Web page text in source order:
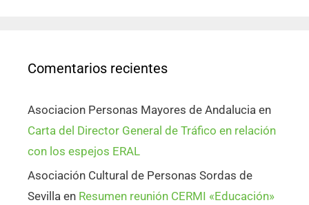
Comentarios recientes
Asociacion Personas Mayores de Andalucia en
Carta del Director General de Tráfico en relación
con los espejos ERAL
Asociación Cultural de Personas Sordas de
Sevilla en Resumen reunión CERMI «Educación»